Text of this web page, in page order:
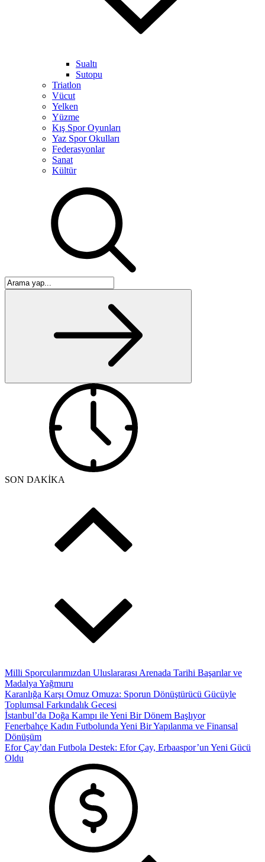
Sualtı
Sutopu
Triatlon
Vücut
Yelken
Yüzme
Kış Spor Oyunları
Yaz Spor Okulları
Federasyonlar
Sanat
Kültür
SON DAKİKA
Milli Sporcularımızdan Uluslararası Arenada Tarihi Başarılar ve
Madalya Yağmuru
Karanlığa Karşı Omuz Omuza: Sporun Dönüştürücü Gücüyle
Toplumsal Farkındalık Gecesi
İstanbul’da Doğa Kampı ile Yeni Bir Dönem Başlıyor
Fenerbahçe Kadın Futbolunda Yeni Bir Yapılanma ve Finansal
Dönüşüm
Efor Çay’dan Futbola Destek: Efor Çay, Erbaaspor’un Yeni Gücü
Oldu